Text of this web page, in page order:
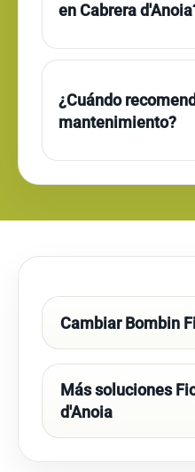
en Cabrera
¿Cuándo
mantenimiento?
Cambiar Bombin
Más soluciones
d'Anoia